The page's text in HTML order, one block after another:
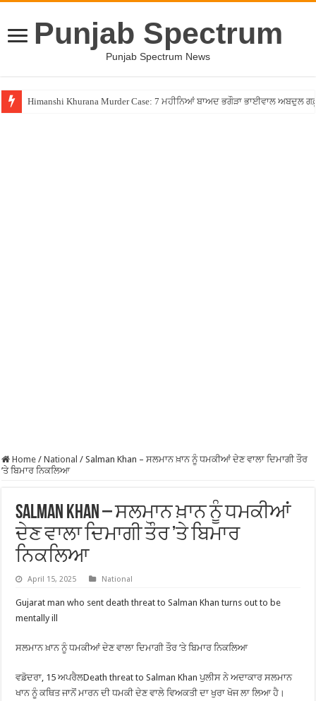
Punjab Spectrum
Punjab Spectrum News
Himanshi Khurana Murder Case: 7 ਮਹੀਨਿਆਂ ਬਾਅਦ ਭਗੌੜਾ ਭਾਈਵਾਲ ਅਬਦੁਲ
PM ਮੋਦੀ ਨੇ ਸੁਖਬੀਰ ਬਾਦਲ ਨੂੰ ਪਾਈ ਜੱਫੀ, ਕਿਹਾ- ਹੁਣ ਇਹ ਜੱਫੀ ਨਹੀਂ ਛੁਟੇਗੀ, SAD-BJP
Home / National / Salman Khan – ਸਲਮਾਨ ਖ਼ਾਨ ਨੂੰ ਧਮਕੀਆਂ ਦੇਣ ਵਾਲਾ ਦਿਮਾਗੀ ਤੌਰ
’ਤੇ ਬਿਮਾਰ ਨਿਕਲਿਆ
Salman Khan – ਸਲਮਾਨ ਖ਼ਾਨ ਨੂੰ ਧਮਕੀਆਂ
ਦੇਣ ਵਾਲਾ ਦਿਮਾਗੀ ਤੌਰ ’ਤੇ ਬਿਮਾਰ
ਨਿਕਲਿਆ
April 15, 2025 National
Gujarat man who sent death threat to Salman Khan turns out to be
mentally ill
ਸਲਮਾਨ ਖ਼ਾਨ ਨੂੰ ਧਮਕੀਆਂ ਦੇਣ ਵਾਲਾ ਦਿਮਾਗੀ ਤੌਰ ’ਤੇ ਬਿਮਾਰ ਨਿਕਲਿਆ
ਵਡੋਦਰਾ, 15 ਅਪਰੈਲDeath threat to Salman Khan ਪੁਲੀਸ ਨੇ ਅਦਾਕਾਰ ਸਲਮਾਨ
ਖਾਨ ਨੂੰ ਕਥਿਤ ਜਾਨੋਂ ਮਾਰਨ ਦੀ ਧਮਕੀ ਦੇਣ ਵਾਲੇ ਵਿਅਕਤੀ ਦਾ ਖੁਰਾ ਖੋਜ ਲਾ ਲਿਆ ਹੈ।